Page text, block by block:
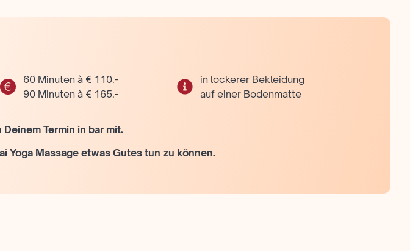
60 Minuten à € 110.-
90 Minuten à € 165.-
in lockerer Bekleidung
auf einer Bodenmatte
Termin in bar mit.
Yoga Massage etwas Gutes tun zu können.